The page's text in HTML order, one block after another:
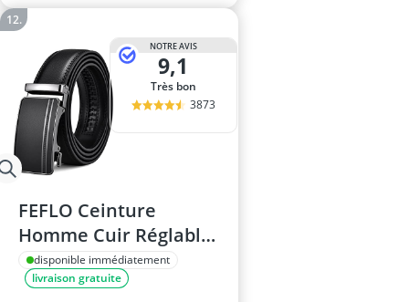
NOTRE AVIS
9,1
Très bon
3873
FEFLO Ceinture
Homme Cuir Réglable
110cm Noir
disponible immédiatement
livraison gratuite